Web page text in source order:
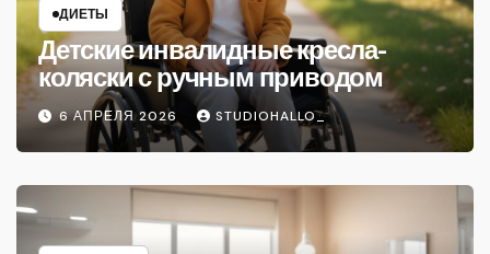
ДИЕТЫ
Детские инвалидные кресла-
коляски с ручным приводом
6 АПРЕЛЯ 2026 STUDIOHALLO_